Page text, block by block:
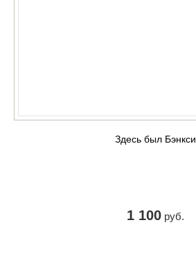
Здесь был Бэнкси
1 100руб.